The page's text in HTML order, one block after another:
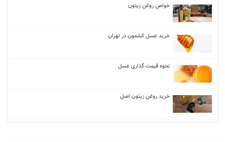
خواص روغن زیتون
خرید عسل کشمون در تهران
نحوه قیمت گذاری عسل
خرید روغن زیتون اصل